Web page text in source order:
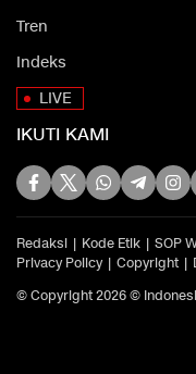
Tren
Indeks
LIVE
IKUTI KAMI
Redaksi Kode Etik SOP
Privacy Policy
Copyright
© Copyright 2026 ©